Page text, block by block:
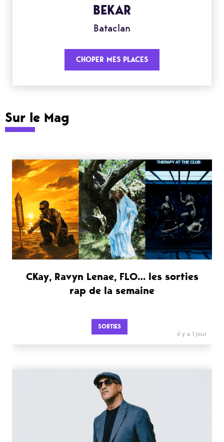
BEKAR
Bataclan
CHOPER MES PLACES
Sur le Mag
CKay, Ravyn Lenae, FLO… les sorties
rap de la semaine
SORTIES
il y a 1 jour